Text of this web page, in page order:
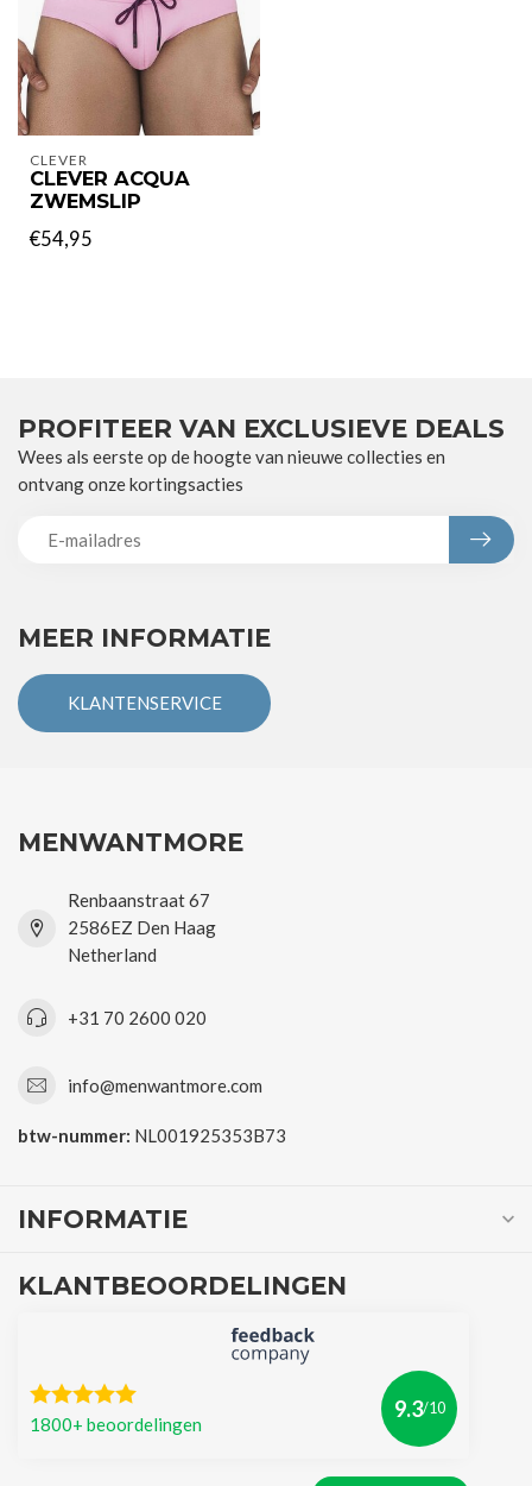
CLEVER
CLEVER ACQUA
ZWEMSLIP
€54,95
MEER INFORMATIE
KLANTENSERVICE
PROFITEER VAN EXCLUSIEVE DEALS
Wees als eerste op de hoogte van nieuwe collecties en
ontvang onze kortingsacties
MENWANTMORE
Renbaanstraat 67
2586EZ Den Haag
Netherland
+31 70 2600 020
info@menwantmore.com
btw-nummer: NL001925353B73
INFORMATIE
KLANTBEOORDELINGEN
1800+ beoordelingen
9.3/10